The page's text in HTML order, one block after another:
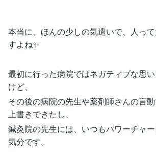
本当に、ほんの少しの気遣いで、人っ
すよね✨
最初に行った病院ではネガティブな思
けど、
その後の病院の先生や薬剤師さんの言
上書きできたし、
鍼灸院の先生には、いつもパワーチャ
気分です。